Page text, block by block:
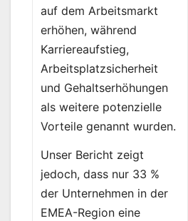
auf dem Arbeitsmarkt
erhöhen, während
Karriereaufstieg,
Arbeitsplatzsicherheit
und Gehaltserhöhungen
als weitere potenzielle
Vorteile genannt wurden.
Unser Bericht zeigt
jedoch, dass nur 33 %
der Unternehmen in der
EMEA-Region eine